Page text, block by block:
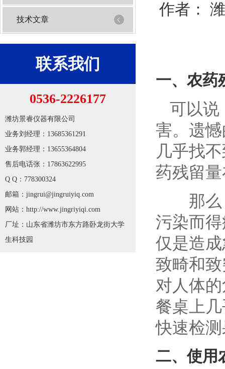
1 2
技术文章
联系我们
0536-2226177
潍坊景睿仪器有限公司
业务刘经理：13685361291
业务郭经理：13655364804
售后电话张：17863622995
Q Q：778300324
邮箱：jingrui@jingruiyiq.com
网站：http://www.jingriyiqi.com
厂址：山东省潍坊市东方路卧龙街大学
生科技园
作者：
一、农药
可以说
害。遗
几乎找
药残留
那么，
污染而
仅是造
致畸和
对人体
餐桌上
快速检
二、使用